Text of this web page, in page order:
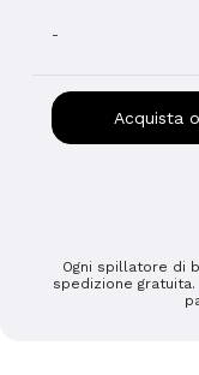
-
Acquista
Ogni spillatore di
spedizione